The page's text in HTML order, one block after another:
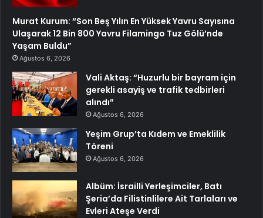
Murat Kurum: “Son Beş Yılın En Yüksek Yavru Sayısına
Ulaşarak 12 Bin 800 Yavru Filamingo Tuz Gölü’nde
Yaşam Buldu”
Ağustos 6, 2026
Vali Aktaş: “Huzurlu bir bayram için
gerekli asayiş ve trafik tedbirleri
alındı”
Ağustos 6, 2026
Yeşim Grup’ta Kıdem ve Emeklilik
Töreni
Ağustos 6, 2026
Albüm: İsrailli Yerleşimciler, Batı
Şeria’da Filistinlilere Ait Tarlaları ve
Evleri Ateşe Verdi